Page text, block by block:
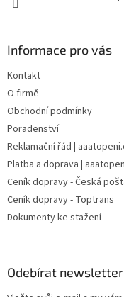
Informace pro vás
Kontakt
O firmě
Obchodní podmínky
Poradenství
Reklamační řád |
Platba a doprava |
Ceník dopravy - Česká
Ceník dopravy - Toptrans
Dokumenty ke stažení
Odebírat newsletter